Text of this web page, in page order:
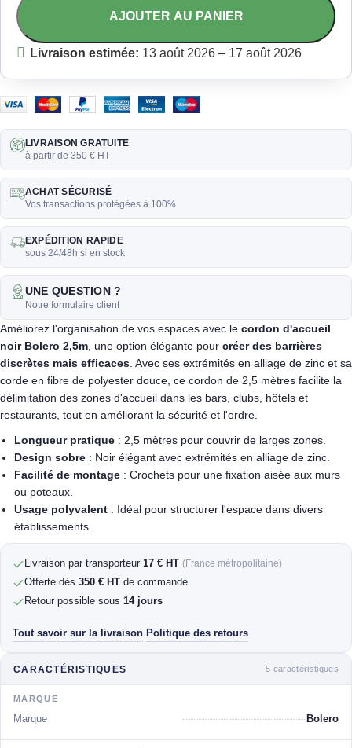
AJOUTER AU PANIER
Livraison estimée: 13 août 2026 – 17 août 2026
LIVRAISON GRATUITE
à partir de 350 € HT
ACHAT SÉCURISÉ
Vos transactions protégées à 100%
EXPÉDITION RAPIDE
sous 24/48h si en stock
UNE QUESTION ?
Notre formulaire client
Améliorez l'organisation de vos espaces avec le cordon d'accueil
noir Bolero 2,5m , une option élégante pour créer des barrières
discrètes mais efficaces . Avec ses extrémités en alliage de zinc et sa
corde en fibre de polyester douce, ce cordon de 2,5 mètres facilite la
délimitation des zones d'accueil dans les bars, clubs, hôtels et
restaurants, tout en améliorant la sécurité et l'ordre.
Longueur pratique : 2,5 mètres pour couvrir de larges zones.
Design sobre : Noir élégant avec extrémités en alliage de zinc.
Facilité de montage : Crochets pour une fixation aisée aux murs
ou poteaux.
Usage polyvalent : Idéal pour structurer l'espace dans divers
établissements.
Livraison par transporteur 17 € HT (France métropolitaine)
Offerte dès 350 € HT de commande
Retour possible sous 14 jours
Tout savoir sur la livraison· Politique des retours
CARACTÉRISTIQUES 5 caractéristiques
MARQUE
Marque Bolero